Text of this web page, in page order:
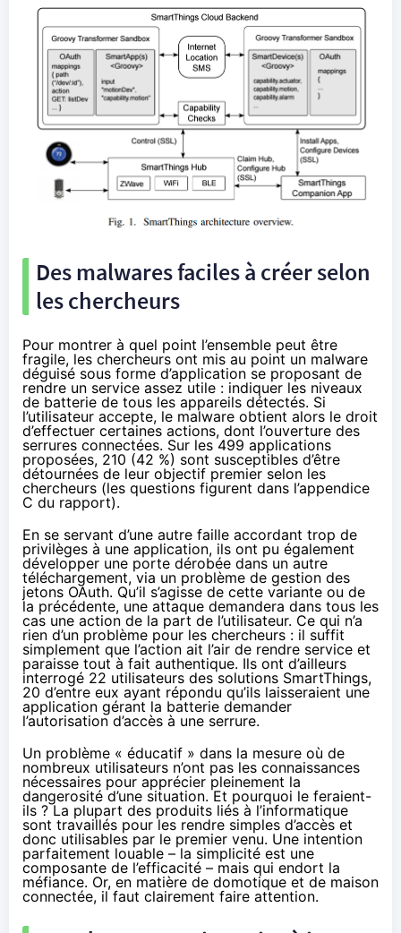
Des malwares faciles à créer selon
les chercheurs
Pour montrer à quel point l’ensemble peut être
fragile, les chercheurs ont mis au point un malware
déguisé sous forme d’application se proposant de
rendre un service assez utile : indiquer les niveaux
de batterie de tous les appareils détectés. Si
l’utilisateur accepte, le malware obtient alors le droit
d’effectuer certaines actions, dont l’ouverture des
serrures connectées. Sur les 499 applications
proposées, 210 (42 %) sont susceptibles d’être
détournées de leur objectif premier selon les
chercheurs (les questions figurent dans l’appendice
C du rapport).
En se servant d’une autre faille accordant trop de
privilèges à une application, ils ont pu également
développer une porte dérobée dans un autre
téléchargement, via un problème de gestion des
jetons OAuth. Qu’il s’agisse de cette variante ou de
la précédente, une attaque demandera dans tous les
cas une action de la part de l’utilisateur. Ce qui n’a
rien d’un problème pour les chercheurs : il suffit
simplement que l’action ait l’air de rendre service et
paraisse tout à fait authentique. Ils ont d’ailleurs
interrogé 22 utilisateurs des solutions SmartThings,
20 d’entre eux ayant répondu qu’ils laisseraient une
application gérant la batterie demander
l’autorisation d’accès à une serrure.
Un problème « éducatif » dans la mesure où de
nombreux utilisateurs n’ont pas les connaissances
nécessaires pour apprécier pleinement la
dangerosité d’une situation. Et pourquoi le feraient-
ils ? La plupart des produits liés à l’informatique
sont travaillés pour les rendre simples d’accès et
donc utilisables par le premier venu. Une intention
parfaitement louable – la simplicité est une
composante de l’efficacité – mais qui endort la
méfiance. Or, en matière de domotique et de maison
connectée, il faut clairement faire attention.